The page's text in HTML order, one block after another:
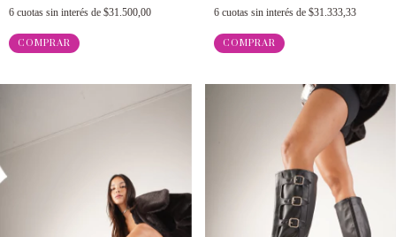
6 cuotas sin interés de $31.500,00
COMPRAR
6 cuotas sin interés de $31.333,33
COMPRAR